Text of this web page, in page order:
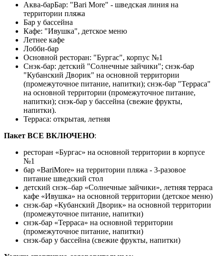
Аква-барБар: "Bari More" - шведская линия на
территории пляжа
Бар у бассейна
Кафе: "Ивушка", детское меню
Летнее кафе
Лобби-бар
Основной ресторан: "Бургас", корпус №1
Снэк-бар: детский "Солнечные зайчики"; снэк-бар
"Кубанский Дворик" на основной территории
(промежуточное питание, напитки); снэк-бар "Терраса"
на основной территории (промежуточное питание,
напитки); снэк-бар у бассейна (свежие фрукты,
напитки).
Терраса: открытая, летняя
Пакет ВСЕ ВКЛЮЧЕНО:
ресторан «Бургас» на основной территории в корпусе
№1
бар «BariMore» на территории пляжа - 3-разовое
питание шведский стол
детский снэк–бар «Солнечные зайчики», летняя терраса
кафе «Ивушка» на основной территории (детское меню)
снэк-бар «Кубанский Дворик» на основной территории
(промежуточное питание, напитки)
снэк-бар «Терраса» на основной территории
(промежуточное питание, напитки)
снэк-бар у бассейна (свежие фрукты, напитки)